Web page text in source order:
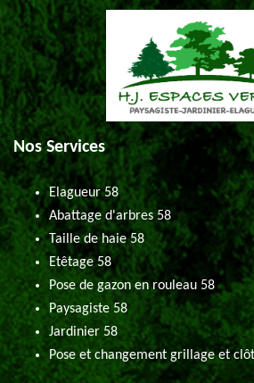
Nos Services
Elagueur 58
Abattage d'arbres 58
Taille de haie 58
Etêtage 58
Pose de gazon en rouleau 58
Paysagiste 58
Jardinier 58
Pose et changement grillage et